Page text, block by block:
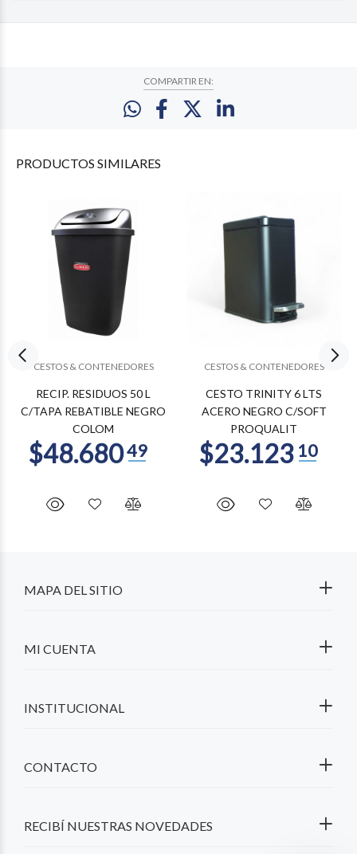
COMPARTIR EN:
PRODUCTOS SIMILARES
CESTOS & CONTENEDORES
RECIP. RESIDUOS 50 L
C/TAPA REBATIBLE NEGRO
COLOM
CESTOS & CONTENEDORES
CESTO TRINITY 6 LTS
ACERO NEGRO C/SOFT
PROQUALIT
RECIBÍ NUESTRAS NOVEDADES
MAPA DEL SITIO
MI CUENTA
INSTITUCIONAL
CONTACTO